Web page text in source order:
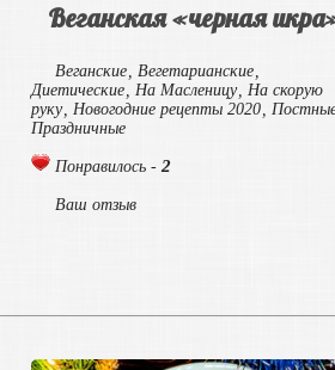
Веганская «черная
Веганские Вегетарианские
Диетические
На Масленицу
На скорую
руку
Новогодние рецепты 2020
Праздничные
Понравилось - 2
Ваш отзыв